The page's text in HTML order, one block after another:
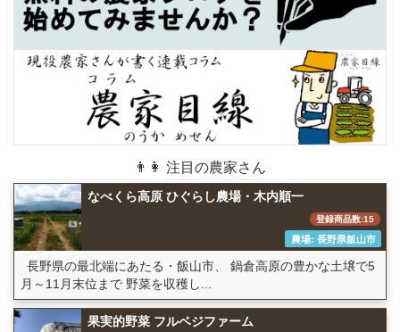
👨👩 注目の農家さん
なべくら高原 ひぐらし農場・木内順一
登録商品数:15
農場: 長野県飯山市
長野県の最北端にあたる・飯山市、 鍋倉高原の豊かな土壌で5
月～11月末位まで 野菜を収穫し...
果実的野菜 フルベジファーム